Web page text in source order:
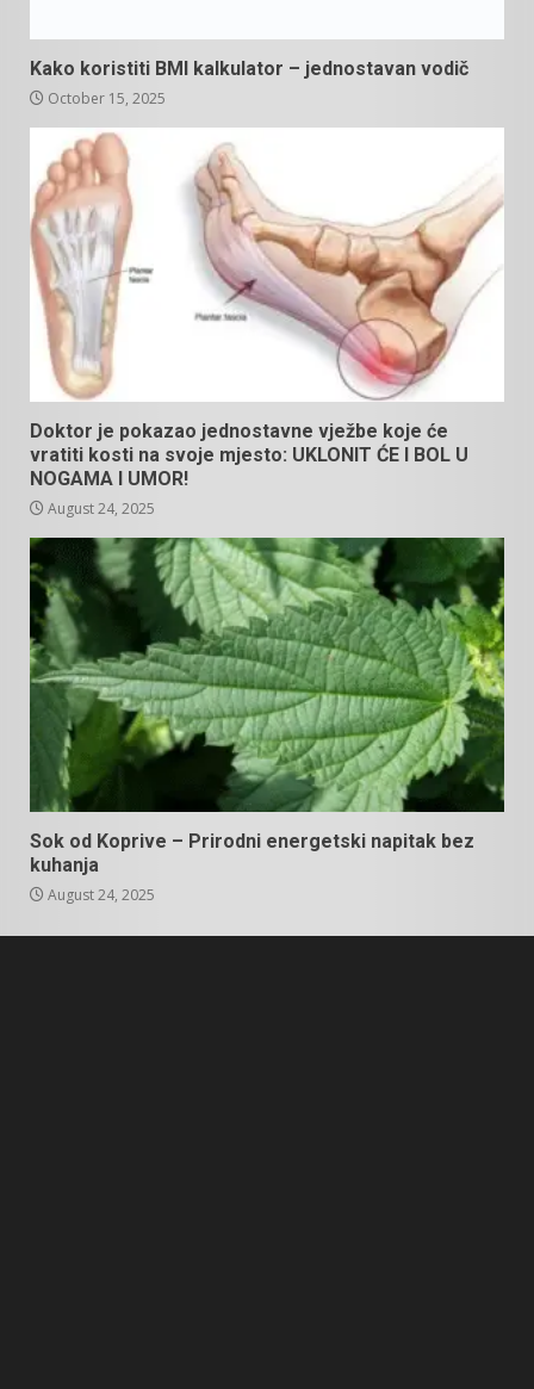
Kako koristiti BMI kalkulator – jednostavan vodič
October 15, 2025
Doktor je pokazao jednostavne vježbe koje će
vratiti kosti na svoje mjesto: UKLONIT ĆE I BOL U
NOGAMA I UMOR!
August 24, 2025
Sok od Koprive – Prirodni energetski napitak bez
kuhanja
August 24, 2025